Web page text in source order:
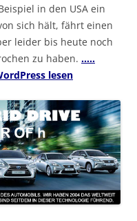
in den USA ein
sich hält, fährt einen
leider bis heute noch
zu haben. …..
lesen